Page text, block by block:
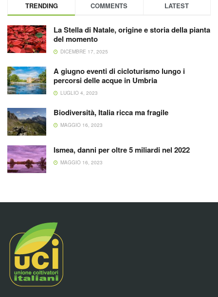
TRENDING COMMENTS LATEST
La Stella di Natale, origine e storia della pianta
del momento
DICEMBRE 17, 2025
A giugno eventi di cicloturismo lungo i
percorsi delle acque in Umbria
LUGLIO 4, 2023
Biodiversità, Italia ricca ma fragile
MAGGIO 16, 2023
Ismea, danni per oltre 5 miliardi nel 2022
MAGGIO 16, 2023